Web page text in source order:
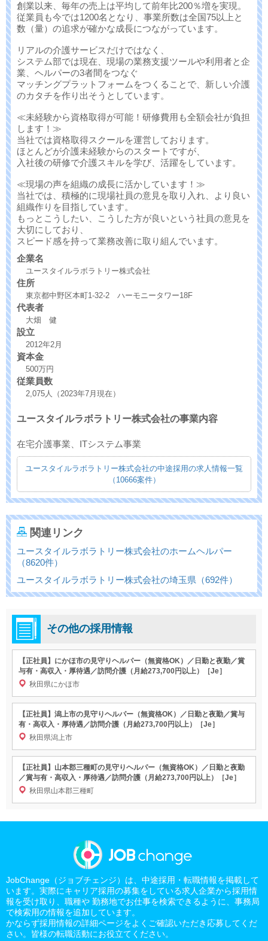
創業以来、毎年の売上は平均して前年比200％増を実現。
従業員も今では1200名となり、事業所数は全国75以上と
数（量）の追求が確かな成長につながっています。
リアルの介護サービスだけではなく、
システム部では現在、現場の業務支援ツールや利用者と企
業、ヘルパーの3者間をつなぐ
マッチングプラットフォームをつくることで、新しい介護
のカタチを作り出そうとしています。
≪未経験から資格取得が可能！研修費用も全額会社が負担
します！≫
当社では資格取得スクールを運営しております。
ほとんどが介護未経験からのスタートですが、
入社後の研修で介護スキルを学び、活躍をしています。
≪現場の声を組織の成長に活かしています！≫
当社では、積極的に現場社員の意見を取り入れ、より良い
組織作りを目指しています。
もっとこうしたい、こうした方が良いという社員の意見を
大切にしており、
スピード感を持って業務改善に取り組んでいます。
企業名
ユースタイルラボラトリー株式会社
住所
東京都中野区本町1-32-2 ハーモニータワー18F
代表者
大畑 健
設立
2012年2月
資本金
500万円
従業員数
2,075人（2023年7月現在）
ユースタイルラボラトリー株式会社の事業内容
在宅介護事業、ITシステム事業
ユースタイルラボラトリー株式会社の中途採用の求人情報一覧
（10666案件）
関連リンク
ユースタイルラボラトリー株式会社のホームヘルパー
（8620件）
ユースタイルラボラトリー株式会社の埼玉県（692件）
その他の採用情報
【正社員】にかほ市の見守りヘルパー（無資格OK）／日勤と夜勤／賞
与有・高収入・厚待遇／訪問介護（月給273,700円以上）［Je］
秋田県にかほ市
【正社員】潟上市の見守りヘルパー（無資格OK）／日勤と夜勤／賞与
有・高収入・厚待遇／訪問介護（月給273,700円以上）［Je］
秋田県潟上市
【正社員】山本郡三種町の見守りヘルパー（無資格OK）／日勤と夜勤
／賞与有・高収入・厚待遇／訪問介護（月給273,700円以上）［Je］
秋田県山本郡三種町
JobChange（ジョブチェンジ）は、中途採用・転職情報を掲載して
います。実際にキャリア採用の募集をしている求人企業から採用情
報を受け取り、職種や 勤務地でお仕事を検索できるように、事務局
で検索用の情報を追加しています。
かならず採用情報の詳細ページをよくご確認いただき応募してくだ
さい。皆様の転職活動にお役立てください。